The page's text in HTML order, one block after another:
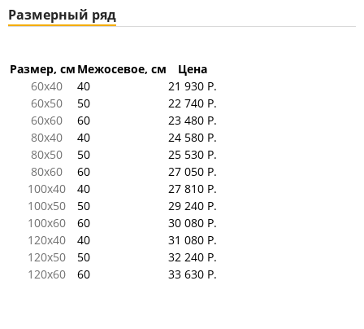
Размерный ряд
Размер, см Межосевое, см
Цена
60x40
40
21 930 Р.
60x50
50
22 740 Р.
60x60
60
23 480 Р.
80x40
40
24 580 Р.
80x50
50
25 530 Р.
80x60
60
27 050 Р.
100x40
40
27 810 Р.
100x50
50
29 240 Р.
100x60
60
30 080 Р.
120x40
40
31 080 Р.
120x50
50
32 240 Р.
120x60
60 33 630 Р.